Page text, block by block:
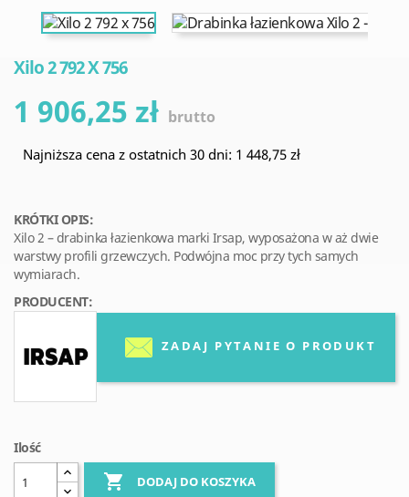
Xilo 2 792 X 756
1 906,25 zł brutto
Najniższa cena z ostatnich 30 dni: 1 448,75 zł
KRÓTKI OPIS:
Xilo 2 – drabinka łazienkowa marki Irsap, wyposażona w aż dwie
warstwy profili grzewczych. Podwójna moc przy tych samych
wymiarach.
PRODUCENT:
ZADAJ PYTANIE O PRODUKT
Ilość
 DODAJ DO KOSZYKA